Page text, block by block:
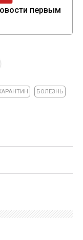
первым
БОЛЕЗНЬ